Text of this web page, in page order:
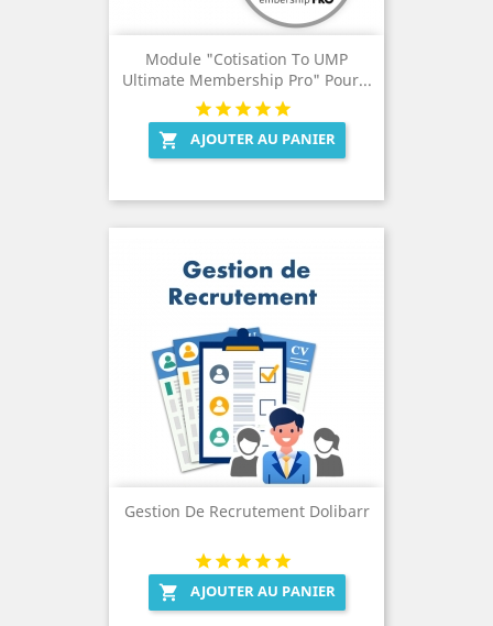
Module "Cotisation To UMP
Ultimate Membership Pro" Pour...
 AJOUTER AU PANIER
Gestion De Recrutement Dolibarr
 AJOUTER AU PANIER